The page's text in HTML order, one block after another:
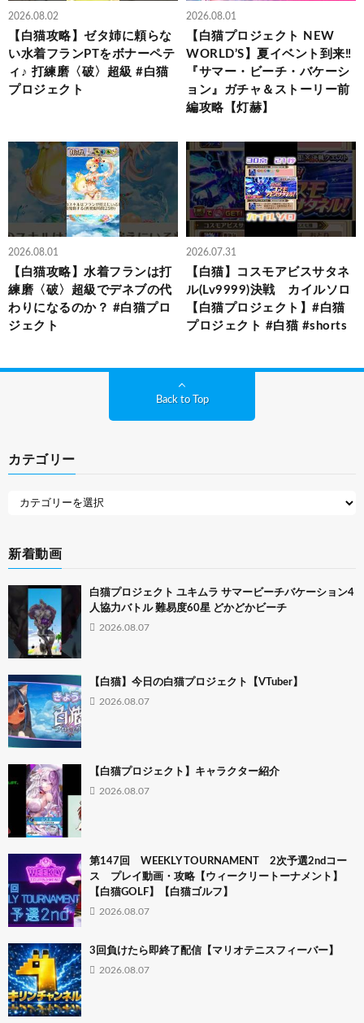
2026.08.02
【白猫攻略】ゼタ姉に頼らな
い水着フランPTをボナーペテ
ィ♪ 打練磨〈破〉超級 #白猫
プロジェクト
2026.08.01
【白猫プロジェクト NEW
WORLD’S】夏イベント到来‼
『サマー・ビーチ・バケーシ
ョン』ガチャ＆ストーリー前
編攻略【灯赫】
2026.08.01
【白猫攻略】水着フランは打
練磨〈破〉超級でデネブの代
わりになるのか？ #白猫プロ
ジェクト
2026.07.31
【白猫】コスモアビスサタネ
ル(Lv9999)決戦 カイルソロ
【白猫プロジェクト】#白猫
プロジェクト #白猫 #shorts
Back to Top
カテゴリー
新着動画
白猫プロジェクト ユキムラ サマービーチバケーション4
人協力バトル 難易度60星 どかどかビーチ
2026.08.07
【白猫】今日の白猫プロジェクト【VTuber】
2026.08.07
【白猫プロジェクト】キャラクター紹介
2026.08.07
第147回 WEEKLY TOURNAMENT 2次予選2ndコー
ス プレイ動画・攻略【ウィークリートーナメント】
【白猫GOLF】【白猫ゴルフ】
2026.08.07
3回負けたら即終了配信【マリオテニスフィーバー】
2026.08.07